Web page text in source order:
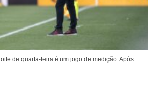
de quarta-feira é um jogo de medição. Após